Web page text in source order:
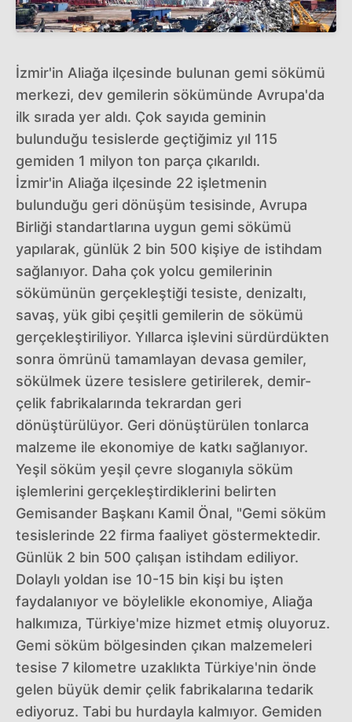
İzmir'in Aliağa ilçesinde bulunan gemi sökümü
merkezi, dev gemilerin sökümünde Avrupa'da
ilk sırada yer aldı. Çok sayıda geminin
bulunduğu tesislerde geçtiğimiz yıl 115
gemiden 1 milyon ton parça çıkarıldı.
İzmir'in Aliağa ilçesinde 22 işletmenin
bulunduğu geri dönüşüm tesisinde, Avrupa
Birliği standartlarına uygun gemi sökümü
yapılarak, günlük 2 bin 500 kişiye de istihdam
sağlanıyor. Daha çok yolcu gemilerinin
sökümünün gerçekleştiği tesiste, denizaltı,
savaş, yük gibi çeşitli gemilerin de sökümü
gerçekleştiriliyor. Yıllarca işlevini sürdürdükten
sonra ömrünü tamamlayan devasa gemiler,
sökülmek üzere tesislere getirilerek, demir-
çelik fabrikalarında tekrardan geri
dönüştürülüyor. Geri dönüştürülen tonlarca
malzeme ile ekonomiye de katkı sağlanıyor.
Yeşil söküm yeşil çevre sloganıyla söküm
işlemlerini gerçekleştirdiklerini belirten
Gemisander Başkanı Kamil Önal, "Gemi söküm
tesislerinde 22 firma faaliyet göstermektedir.
Günlük 2 bin 500 çalışan istihdam ediliyor.
Dolaylı yoldan ise 10-15 bin kişi bu işten
faydalanıyor ve böylelikle ekonomiye, Aliağa
halkımıza, Türkiye'mize hizmet etmiş oluyoruz.
Gemi söküm bölgesinden çıkan malzemeleri
tesise 7 kilometre uzaklıkta Türkiye'nin önde
gelen büyük demir çelik fabrikalarına tedarik
ediyoruz. Tabi bu hurdayla kalmıyor. Gemiden